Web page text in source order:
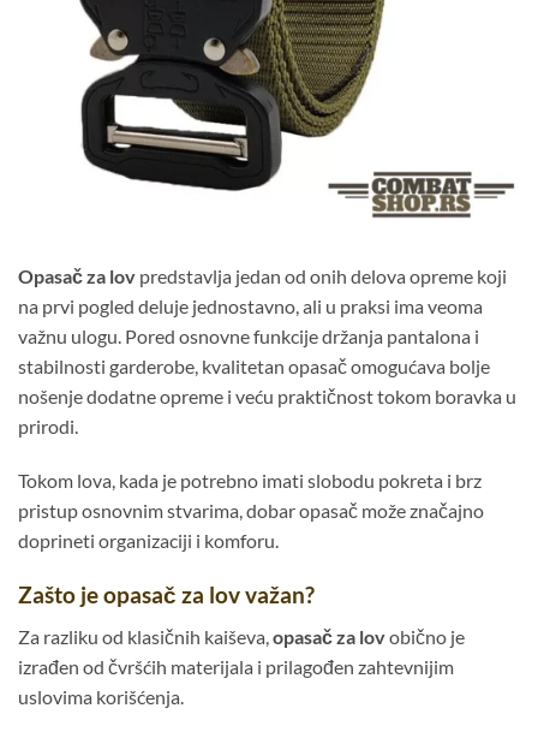
Opasač za lov predstavlja jedan od onih delova opreme koji
na prvi pogled deluje jednostavno, ali u praksi ima veoma
važnu ulogu. Pored osnovne funkcije držanja pantalona i
stabilnosti garderobe, kvalitetan opasač omogućava bolje
nošenje dodatne opreme i veću praktičnost tokom boravka u
prirodi.
Tokom lova, kada je potrebno imati slobodu pokreta i brz
pristup osnovnim stvarima, dobar opasač može značajno
doprineti organizaciji i komforu.
Zašto je opasač za lov važan?
Za razliku od klasičnih kaiševa, opasač za lovobično je
izrađen od čvršćih materijala i prilagođen zahtevnijim
uslovima korišćenja.